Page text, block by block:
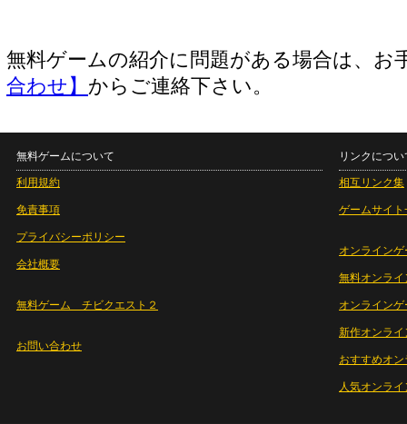
無料ゲームの紹介に問題がある場合は、お
合わせ】 からご連絡下さい。
無料ゲームについて
利用規約
免責事項
プライバシーポリシー
会社概要
無料ゲーム チビクエスト２
お問い合わせ
リンクについ
相互リンク集
ゲームサイト
オンラインゲ
無料オンライ
オンライン
新作オンライ
おすすめオ
人気オンラ